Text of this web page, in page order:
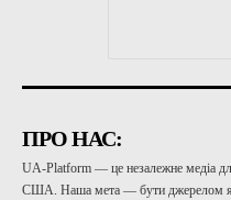
ПРО НАС:
UA-Platform — це незалежне медіа
США. Наша мета — бути джерелом